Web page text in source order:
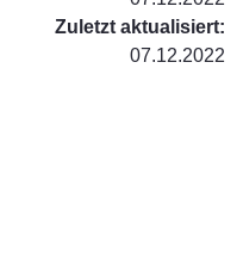
Zuletzt aktualisiert:
07.12.2022